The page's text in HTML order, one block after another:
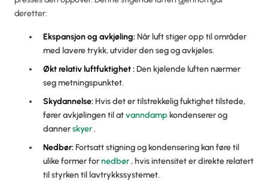
deretter:
Ekspansjon og avkjøling:Når luft stiger opp til områder
med lavere trykk, utvider den seg og avkjøles.
Øktrelativ luftfuktighet:Den kjølende luften nærmer
seg metningspunktet.
Skydannelse:Hvis det er tilstrekkelig fuktighet tilstede,
fører avkjølingen til atvanndamp kondenserer og
dannerskyer.
Nedbør:Fortsatt stigning og kondensering kan føre til
ulike former fornedbør, hvis intensitet er direkte relatert
til styrken til lavtrykkssystemet.